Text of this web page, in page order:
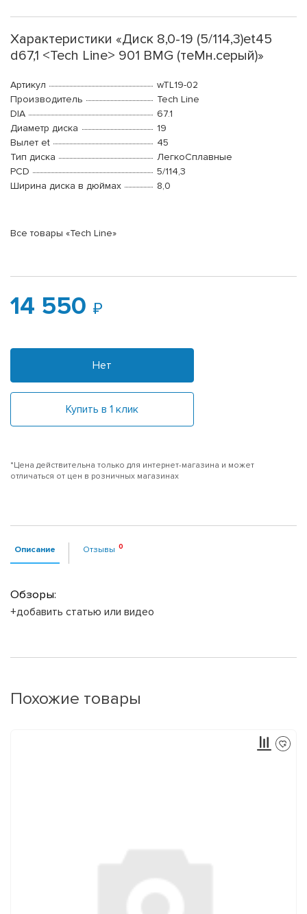
Характеристики «Диск 8,0-19 (5/114,3)et45
d67,1 <Tech Line> 901 BMG (теMн.серый)»
Артикул
wTL19-02
Производитель
Tech Line
DIA
67.1
Диаметр диска
19
Вылет et
45
Тип диска
ЛегкоСплавные
PCD
5/114,3
Ширина диска в дюймах
8,0
Все товары «Tech Line»
14 550
Нет
Купить в 1 клик
*Цена действительна только для интернет-магазина и может
отличаться от цен в розничных магазинах
Описание Отзывы
Обзоры:
+добавить статью или видео
Похожие товары